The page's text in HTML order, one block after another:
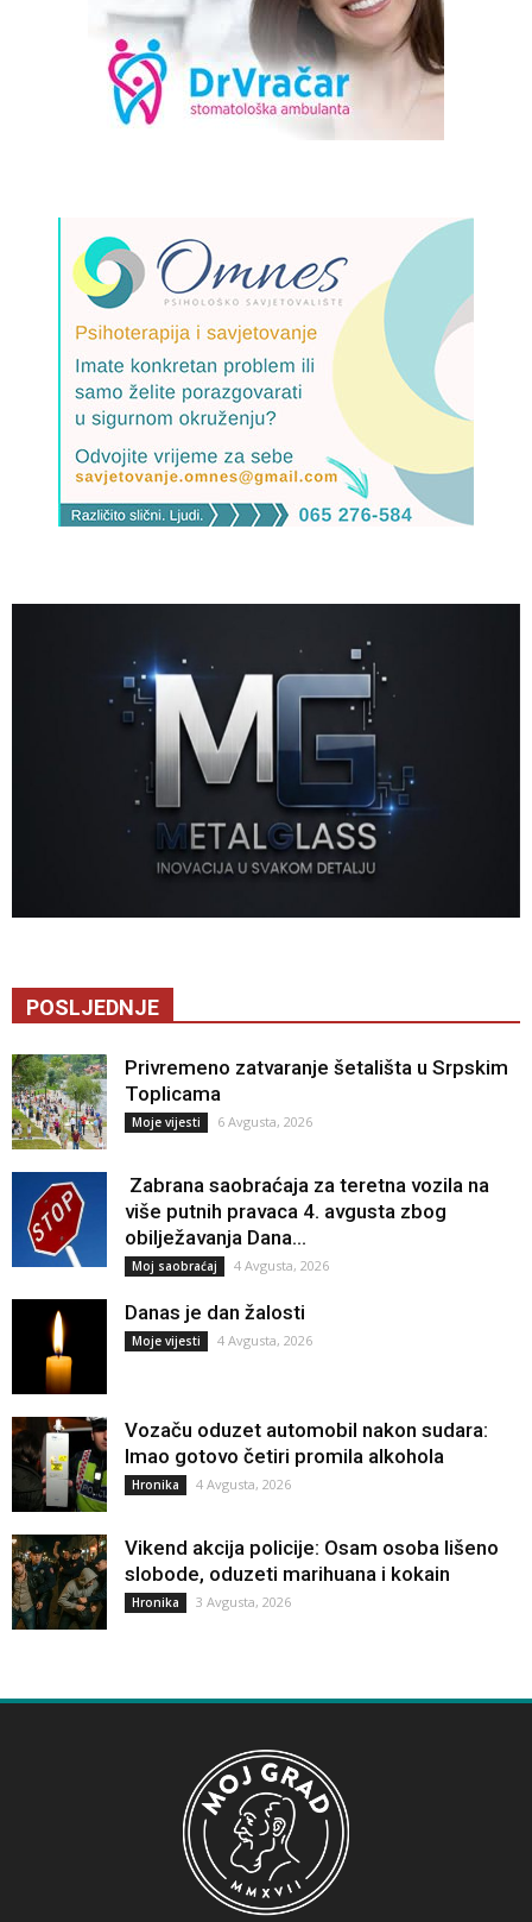
POSLJEDNJE
Privremeno zatvaranje šetališta u Srpskim
Toplicama
Moje vijesti 6 Avgusta, 2026
Zabrana saobraćaja za teretna vozila na
više putnih pravaca 4. avgusta zbog
obilježavanja Dana...
Moj saobraćaj 4 Avgusta, 2026
Danas je dan žalosti
Moje vijesti 4 Avgusta, 2026
Vozaču oduzet automobil nakon sudara:
Imao gotovo četiri promila alkohola
Hronika 4 Avgusta, 2026
Vikend akcija policije: Osam osoba lišeno
slobode, oduzeti marihuana i kokain
Hronika 3 Avgusta, 2026